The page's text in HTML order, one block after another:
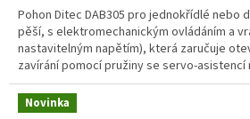
Pohon Ditec DAB305 pro jednokřídlé nebo
pěší, s elektromechanickým ovládáním a
nastavitelným napětím), která zaručuje
zavírání pomocí pružiny se servo-
je pohon DAB305, karta DAB905ESA, karta
hřídele DAB805SE22, adaptér DAB805LA,
Novinka